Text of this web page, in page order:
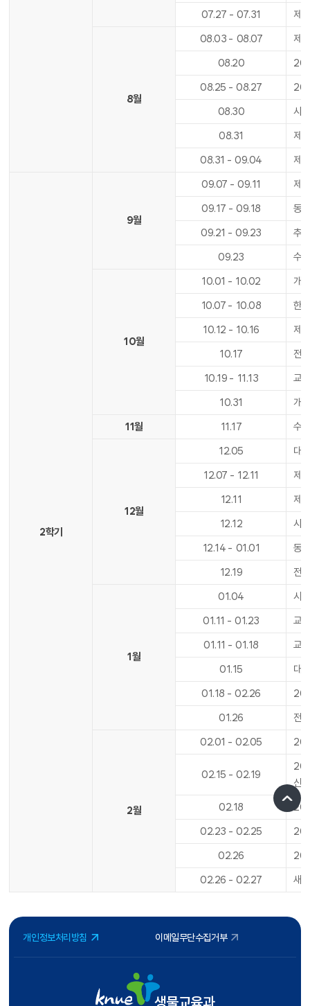
07.27 - 07.31 제2
8월
08.03 - 08.07
제2
08.20
08.25 - 08.27
08.30
사
08.31
제2
08.31 - 09.04 제2
2학기
9월
09.07 - 09.11
제2
09.17 - 09.18
동
09.21 - 09.23
추
09.23 수
10월
10.01 - 10.02
개
10.07 - 10.08
한
10.12 - 10.16
제2
10.17
전
10.19 - 11.13
교
10.31
개
11월
11.17 수
12월
12.05
대
12.07 - 12.11
제2
12.11
제2
12.12
사
12.14 - 01.01
동
12.19 전
1월
01.04
시
01.11 - 01.23
교
01.11 - 01.18
교
01.15
대
01.18 - 02.26
01.26 전
2월
02.01 - 02.05
02.15 - 02.19
신
02.18
02.23 - 02.25
02.26
02.26 - 02.27 새
개인정보처리방침 이메일무단수집거부
생물교육과